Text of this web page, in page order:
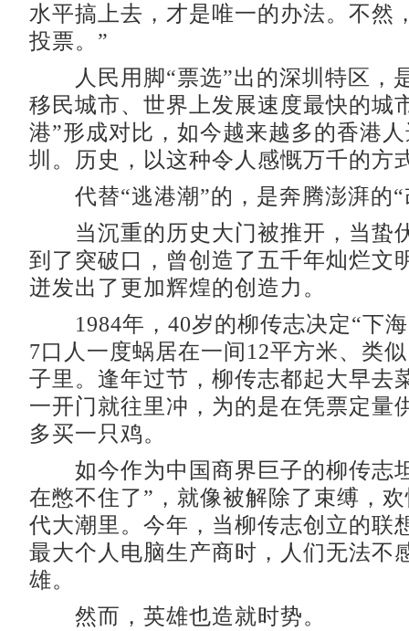
水平搞上去，才是唯一的办法。不然
投票。”
人民用脚“票选”出的深圳特区，
移民城市、世界上发展速度最快的城
港”形成对比，如今越来越多的香港
圳。历史，以这种令人感慨万千的方
代替“逃港潮”的，是奔腾澎湃的“
当沉重的历史大门被推开，当蛰
到了突破口，曾创造了五千年灿烂文
迸发出了更加辉煌的创造力。
1984年，40岁的柳传志决定“下海
7口人一度蜗居在一间12平方米、类
子里。逢年过节，柳传志都起大早去
一开门就往里冲，为的是在凭票定量
多买一只鸡。
如今作为中国商界巨子的柳传志
在憋不住了”，就像被解除了束缚，
代大潮里。今年，当柳传志创立的联
最大个人电脑生产商时，人们无法不
雄。
然而，英雄也造就时势。